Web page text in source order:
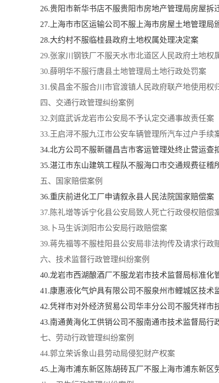
26.贵阳市新华书店不服贵阳市房地产管理局房屋拆
27.上海市市区运输公司不服上海市房屋土地管理局
28.大约村不服临桂县政府土地权属处理决定案
29.张家川钢铁厂不服天水市北道区人民政府土地权
30.薛明华不服行唐县土地管理局土地行政处罚案
31.侯昌金不服合川市官渡镇人民政府联产地使用权
四、交通行政管理纠纷案例
32.刘庭武诉龙岩市公安局不予认定交通事故责任案
33.王启浔不服九江市公安车辆管理所汽车过户手续
34.北方公司不服新疆昌吉市客运管理处终止营运查
35.湛江市东山建筑工程队不服海口市交通规费征稽
五、国家赔偿案例
36.重庆前进化工厂申请叙永县人民法院国家赔偿案
37.陈礼增等诉宁化县公安局致人死亡行政侵权赔偿
38.卜马生诉浏阳市公安局行政赔偿案
39.蒋先福等不服桂阳县公安局非法拘传及请求行政
六、技术监督行政管理纠纷案例
40.龙岩市西湖酿酒厂不服龙岩市技术监督局标准化
41.康惠液化气炉具有限公司不服泉州市鲤城区技术
42.凭祥市对外经济贸易公司华丰分公司不服凭祥
43.南通黄海化工供销公司不服南通市技术监督局行
七、劳动行政管理纠纷案例
44.郭立荣诉象山县劳动局侵犯财产权案
45.上海市浦东新区陈胡砖瓦厂不服上海市浦东新区